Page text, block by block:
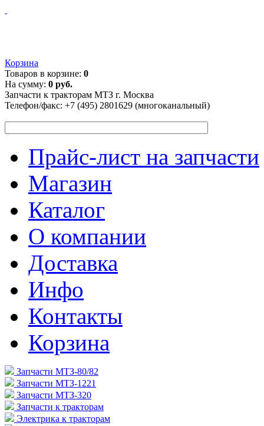
Корзина
Товаров в корзине: 0
На сумму: 0 руб.
Запчасти к тракторам МТЗ г. Москва
Телефон/факс: +7 (495) 2801629 (многоканальный)
Прайс-лист на запчасти
Магазин
Каталог
О компании
Доставка
Инфо
Контакты
Корзина
Запчасти МТЗ-80/82
Запчасти МТЗ-1221
Запчасти МТЗ-320
Запчасти к тракторам
Электрика к тракторам